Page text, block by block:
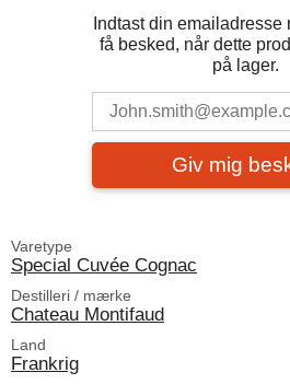
Indtast din emailadresse
få besked, når dette
på lager.
Giv mig
Varetype
Special Cuvée Cognac
Destilleri / mærke
Chateau Montifaud
Land
Frankrig